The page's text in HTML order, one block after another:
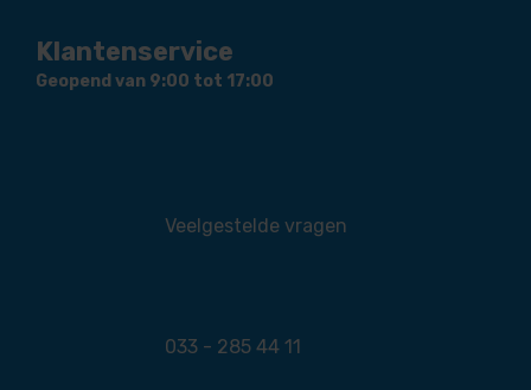
Klantenservice
Geopend van 9:00 tot 17:00
Veelgestelde vragen
033 - 285 44 11